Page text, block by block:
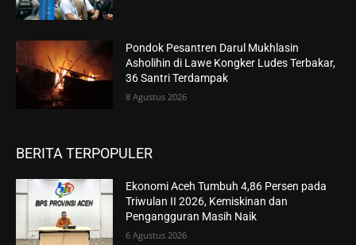
Pondok Pesantren Darul Mukhlasin
Asholihin di Lawe Kongker Ludes Terbakar,
36 Santri Terdampak
8 Agustus 2026
BERITA TERPOPULER
Ekonomi Aceh Tumbuh 4,86 Persen pada
Triwulan II 2026, Kemiskinan dan
Pengangguran Masih Naik
6 Agustus 2026